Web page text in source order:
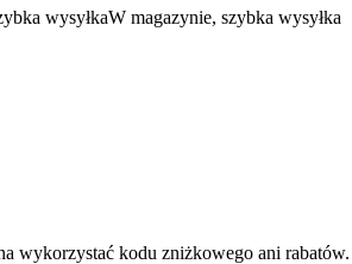
wysyłkaW magazynie, szybka wysyłka
wykorzystać kodu zniżkowego ani rabatów.